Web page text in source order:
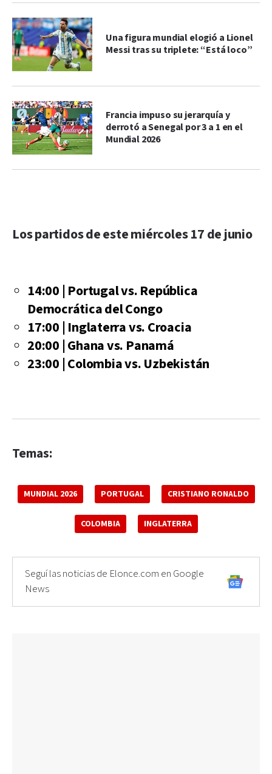
Una figura mundial elogió a Lionel
Messi tras su triplete: “Está loco”
Francia impuso su jerarquía y
derrotó a Senegal por 3 a 1 en el
Mundial 2026
Los partidos de este miércoles 17 de junio
14:00 | Portugal vs. República
Democrática del Congo
17:00 | Inglaterra vs. Croacia
20:00 | Ghana vs. Panamá
23:00 | Colombia vs. Uzbekistán
Temas:
MUNDIAL 2026 PORTUGAL CRISTIANO RONALDO
COLOMBIA INGLATERRA
Seguí las noticias de Elonce.com en Google
News